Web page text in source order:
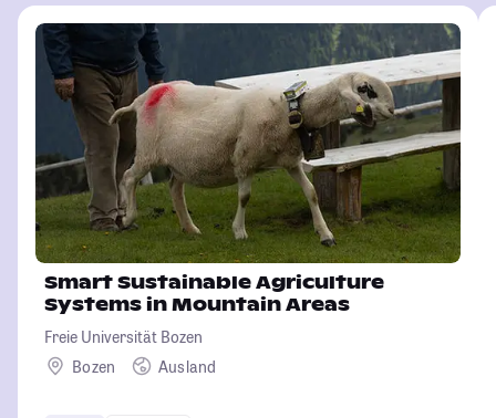
Smart Sustainable Agriculture
Systems in Mountain Areas
Freie Universität Bozen
Bozen
Ausland